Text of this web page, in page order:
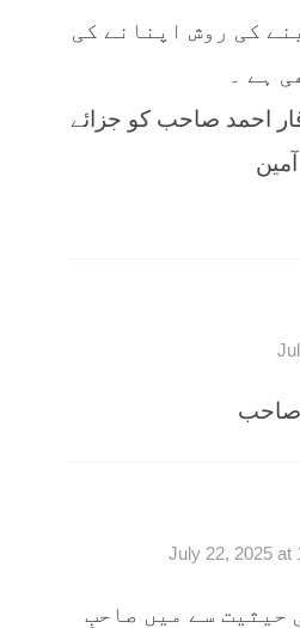
کی روش اپنانے کی
ہے ۔
احمد صاحب کو جزائے
صاحب
July 22, 2025 at
حیثیت سے میں صاحبِ